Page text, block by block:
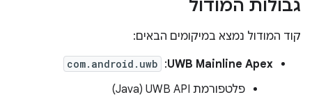
גבולות המודול
קוד המודול נמצא במיקומים הבאים:
UWB Mainline Apex
:
com.android.uwb
פלטפורמת UWB API‏ (Java)